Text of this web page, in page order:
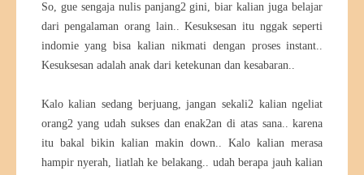
So, gue sengaja nulis panjang2 gini, biar kalian juga belajar
dari pengalaman orang lain.. Kesuksesan itu nggak seperti
indomie yang bisa kalian nikmati dengan proses instant..
Kesuksesan adalah anak dari ketekunan dan kesabaran..
Kalo kalian sedang berjuang, jangan sekali2 kalian ngeliat
orang2 yang udah sukses dan enak2an di atas sana.. karena
itu bakal bikin kalian makin down.. Kalo kalian merasa
hampir nyerah, liatlah ke belakang.. udah berapa jauh kalian